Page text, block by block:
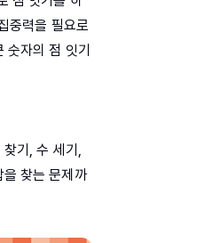
중력을 필요로
숫자의 점 잇기
기, 수 세기,
찾는 문제까